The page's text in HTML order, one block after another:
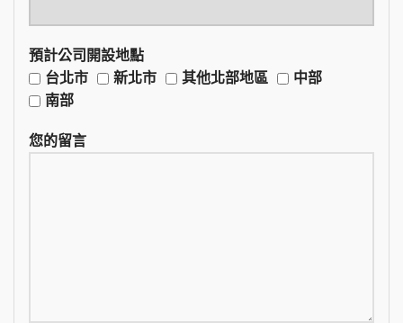
預計公司開設地點
台北市
新北市 其他北部地區
中部
南部
您的留言